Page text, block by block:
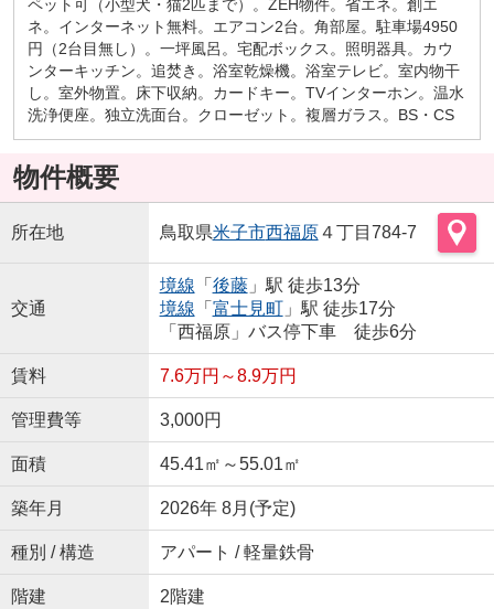
ペット可（小型犬・猫2匹まで）。ZEH物件。省エネ。創エ
ネ。インターネット無料。エアコン2台。角部屋。駐車場4950
円（2台目無し）。一坪風呂。宅配ボックス。照明器具。カウ
ンターキッチン。追焚き。浴室乾燥機。浴室テレビ。室内物干
し。室外物置。床下収納。カードキー。TVインターホン。温水
洗浄便座。独立洗面台。クローゼット。複層ガラス。BS・CS
物件概要
所在地 鳥取県米子市西福原４丁目784-7
交通
境線 「 後藤」駅 徒歩13分
境線 「 富士見町」駅 徒歩17分
「西福原」バス停下車 徒歩6分
賃料 7.6万円～8.9万円
管理費等 3,000円
面積 45.41㎡～55.01㎡
築年月 2026年 8月(予定)
種別 / 構造 アパート / 軽量鉄骨
階建 2階建